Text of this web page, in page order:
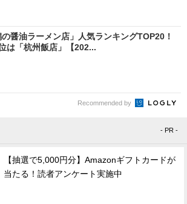
の醤油ラーメン店」人気ランキングTOP20！
は「杭州飯店」【202...
Recommended by
- PR -
【抽選で5,000円分】Amazonギフトカードが
当たる！読者アンケート実施中